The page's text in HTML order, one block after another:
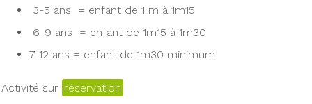
3-5 ans = enfant de 1 m à 1m15
6-9 ans = enfant de 1m15 à 1m30
7-12 ans = enfant de 1m30 minimum
Activité sur réservation